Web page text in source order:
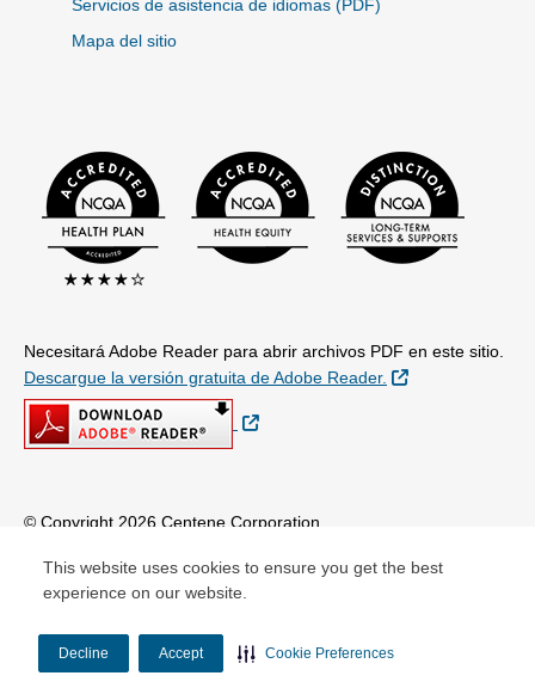
This website uses cookies to ensure you get the best
experience on our website.
Decline Accept Cookie Preferences
Servicios de asistencia de idiomas (PDF)
Mapa del sitio
Necesitará Adobe Reader para abrir archivos PDF en este sitio.
Descargue la versión gratuita de Adobe Reader.
Sitio Externo
Sitio Externo
© Copyright 2026 Centene Corporation